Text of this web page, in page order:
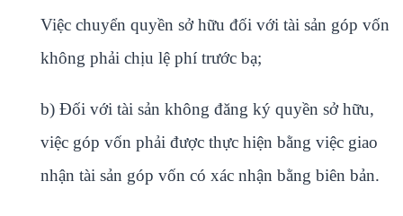
Việc chuyển quyền sở hữu đối với tài sản góp vốn
không phải chịu lệ phí trước bạ;
b) Đối với tài sản không đăng ký quyền sở hữu,
việc góp vốn phải được thực hiện bằng việc giao
nhận tài sản góp vốn có xác nhận bằng biên bản.